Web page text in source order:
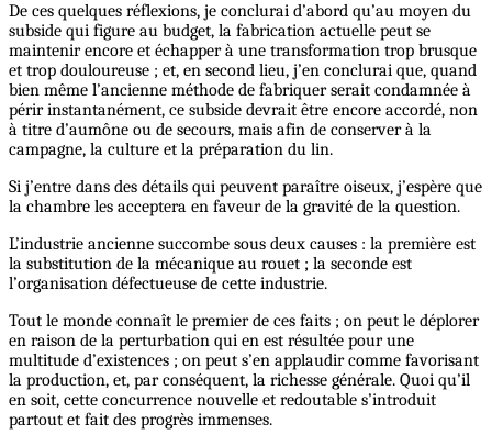
De ces quelques réflexions, je conclurai d’abord qu’au moyen du
subside qui figure au budget, la fabrication actuelle peut se
maintenir encore et échapper à une transformation trop brusque
et trop douloureuse ; et, en second lieu, j’en conclurai que, quand
bien même l’ancienne méthode de fabriquer serait condamnée à
périr instantanément, ce subside devrait être encore accordé, non
à titre d’aumône ou de secours, mais afin de conserver à la
campagne, la culture et la préparation du lin.
Si j’entre dans des détails qui peuvent paraître oiseux, j’espère que
la chambre les acceptera en faveur de la gravité de la question.
L’industrie ancienne succombe sous deux causes : la première est
la substitution de la mécanique au rouet ; la seconde est
l’organisation défectueuse de cette industrie.
Tout le monde connaît le premier de ces faits ; on peut le déplorer
en raison de la perturbation qui en est résultée pour une
multitude d’existences ; on peut s’en applaudir comme favorisant
la production, et, par conséquent, la richesse générale. Quoi qu’il
en soit, cette concurrence nouvelle et redoutable s’introduit
partout et fait des progrès immenses.